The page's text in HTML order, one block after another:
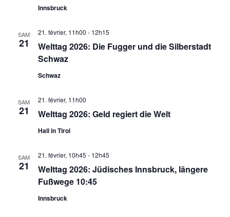
Innsbruck
SAM
21
Welttag 2026: Die Fugger und die Silberstadt
Schwaz
21. février, 11h00 - 12h15
Schwaz
SAM
21 Welttag 2026: Geld regiert die Welt
21. février, 11h00
Hall in Tirol
SAM
21
Welttag 2026: Jüdisches Innsbruck, längere
Fußwege 10:45
21. février, 10h45 - 12h45
Innsbruck